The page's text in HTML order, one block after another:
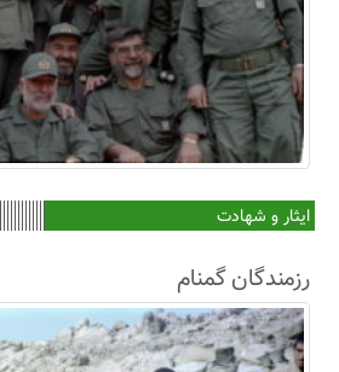
ایثار و شهادت
رزمندگان گمنام